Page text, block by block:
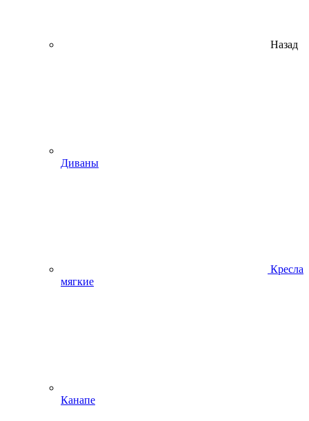
Назад
Диваны
Кресла
мягкие
Канапе